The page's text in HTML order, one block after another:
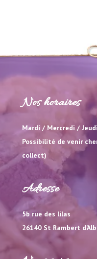
Nos horaires
Mardi / Mercredi /
Possibilité de venir
collect)
Adresse
5b rue des lilas
26140 St Rambert